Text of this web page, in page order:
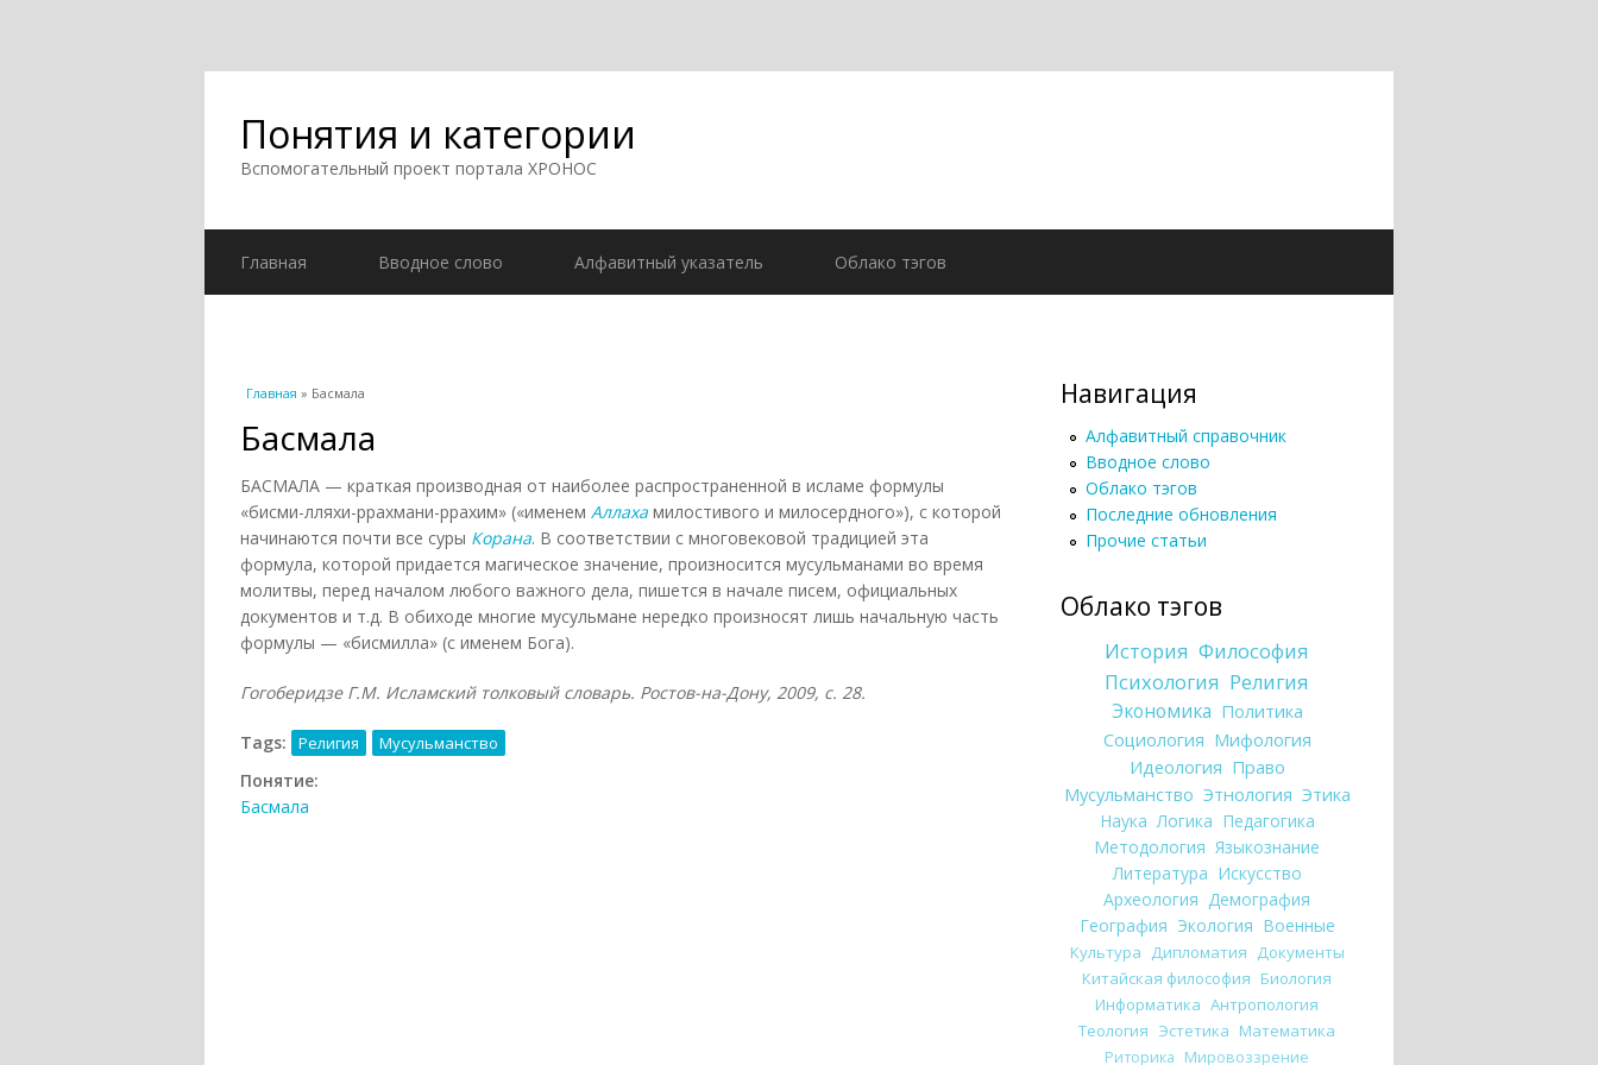
Понятия и категории
Вспомогательный проект портала ХРОНОС
Главная Вводное слово Алфавитный указатель Облако тэгов
Вы здесь
Главная » Басмала
Басмала
БАСМАЛА — краткая производная от наиболее распространенной в исламе формулы
«бисми-лляхи-ррахмани-ррахим» («именем Аллаха милостивого и милосердного»), с которой
начинаются почти все суры Корана. В соответствии с многовековой традицией эта
формула, которой придается магическое значение, произносится мусульманами во время
молитвы, перед началом любого важного дела, пишется в начале писем, официальных
документов и т.д. В обиходе многие мусульмане нередко произносят лишь начальную часть
формулы — «бисмилла» (с именем Бога).
Гогоберидзе Г.М. Исламский толковый словарь. Ростов-на-Дону, 2009, с. 28.
Tags: Религия Мусульманство
Понятие:
Басмала
Навигация
Алфавитный справочник
Вводное слово
Облако тэгов
Последние обновления
Прочие статьи
Облако тэгов
История Философия
Психология Религия
Экономика Политика
Социология Мифология
Идеология Право
Мусульманство Этнология Этика
Наука Логика Педагогика
Методология Языкознание
Литература Искусство
Археология Демография
География Экология Военные
Культура Дипломатия Документы
Китайская философия Биология
Информатика Антропология
Теология Эстетика Математика
Риторика Мировоззрение